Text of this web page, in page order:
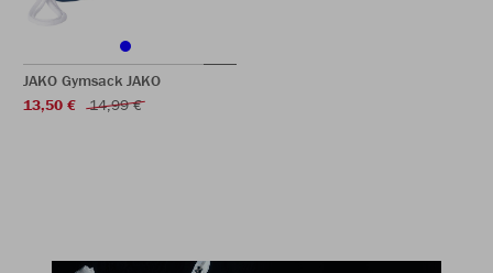
JAKO Gymsack JAKO
13,50 €
14,99 €